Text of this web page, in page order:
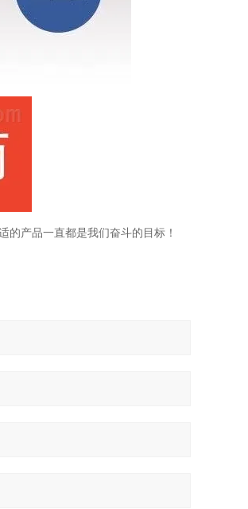
的产品一直都是我们奋斗的目标！